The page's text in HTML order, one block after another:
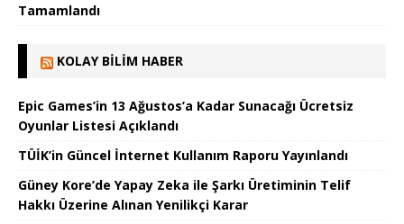
Tamamlandı
KOLAY BILIM HABER
Epic Games’in 13 Ağustos’a Kadar Sunacağı Ücretsiz
Oyunlar Listesi Açıklandı
TÜİK’in Güncel İnternet Kullanım Raporu Yayınlandı
Güney Kore’de Yapay Zeka ile Şarkı Üretiminin Telif
Hakkı Üzerine Alınan Yenilikçi Karar